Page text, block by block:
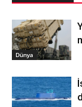
Dünya